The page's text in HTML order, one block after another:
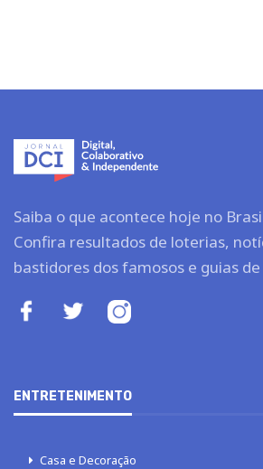
Saiba o que acontece hoje no
Confira resultados de loterias,
bastidores dos famosos e guias de
ENTRETENIMENTO
Casa e Decoração